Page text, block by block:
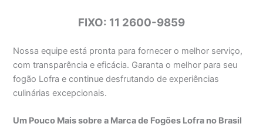
FIXO: 11 2600-9859
Nossa equipe está pronta para fornecer o melhor serviço,
com transparência e eficácia. Garanta o melhor para seu
fogão Lofra e continue desfrutando de experiências
culinárias excepcionais.
Um Pouco Mais sobre a Marca de Fogões Lofra no Brasil